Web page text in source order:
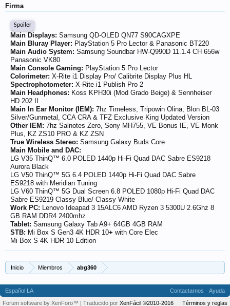
Firma
Spoiler
Main Displays: Samsung QD-OLED QN77 S90CAGXPE
Main Bluray Player: PlayStation 5 Pro Lector & Panasonic BT220
Main Audio System: Samsung Soundbar HW-Q990D 11.1.4 CH 656w
Panasonic VK80
Main Console Gaming: PlayStation 5 Pro Lector
Colorimeter: X-Rite i1 Display Pro/ Calibrite Display Plus HL
Spectrophotometer: X-Rite i1 Publish Pro 2
Main Headphones: Koss KPH30i (Mod Grado Beige) & Sennheiser
HD 202 II
Main In Ear Monitor (IEM): 7hz Timeless, Tripowin Olina, Blon BL-03
Silver/Gunmetal, CCA CRA & TFZ Exclusive King Updated Version
Other IEM: 7hz Salnotes Zero, Sony MH755, VE Bonus IE, VE Monk
Plus, KZ ZS10 PRO & KZ ZSN
True Wireless Stereo: Samsung Galaxy Buds Core
Main Mobile and DAC:
LG V35 ThinQ™ 6.0 POLED 1440p Hi-Fi Quad DAC Sabre ES9218
Aurora Black
LG V50 ThinQ™ 5G 6.4 POLED 1440p Hi-Fi Quad DAC Sabre
ES9218 with Meridian Tuning
LG V60 ThinQ™ 5G Dual Screen 6.8 POLED 1080p Hi-Fi Quad DAC
Sabre ES9219 Classy Blue/ Classy White
Work PC: Lenovo Ideapad 3 15ALC6 AMD Ryzen 3 5300U 2.6Ghz 8
GB RAM DDR4 2400mhz
Tablet: Samsung Galaxy Tab A9+ 64GB 4GB RAM
STB: Mi Box S Gen3 4K HDR 10+ with Core Elec
Mi Box S 4K HDR 10 Edition
Inicio Miembros abg360
Español LA Contactarnos
Ayuda
Términos y reglas
Forum software by XenForo™ | Traducido por XenFácil ©2010-2016